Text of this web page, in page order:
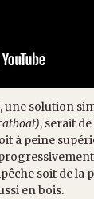
solution
, serait
à peine
soit de la
en bois.